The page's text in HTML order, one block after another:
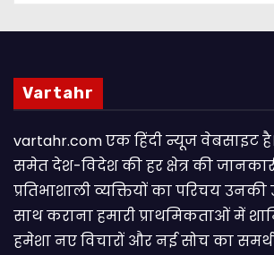
Vartahr
vartahr.com एक हिंदी न्यूज वेबसाइट
समेत देश-विदेश की हर क्षेत्र की
प्रतिभाशाली व्यक्तियों का परिचय
साथ कराना हमारी प्राथमिकताओं में
हमेशा नए विचारों और नई सोच का